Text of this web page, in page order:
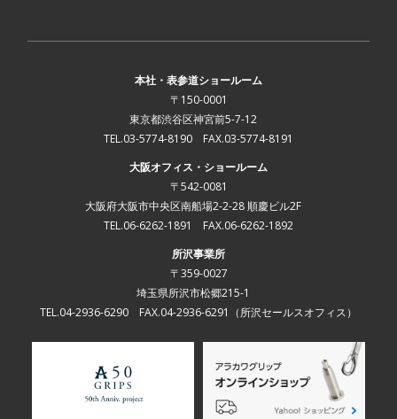
本社・表参道ショールーム
〒150-0001
東京都渋谷区神宮前5-7-12
TEL.03-5774-8190 FAX.03-5774-8191
大阪オフィス・ショールーム
〒542-0081
大阪府大阪市中央区南船場2-2-28 順慶ビル2F
TEL.06-6262-1891 FAX.06-6262-1892
所沢事業所
〒359-0027
埼玉県所沢市松郷215-1
TEL.04-2936-6290 FAX.04-2936-6291 （所沢セールスオフィス）